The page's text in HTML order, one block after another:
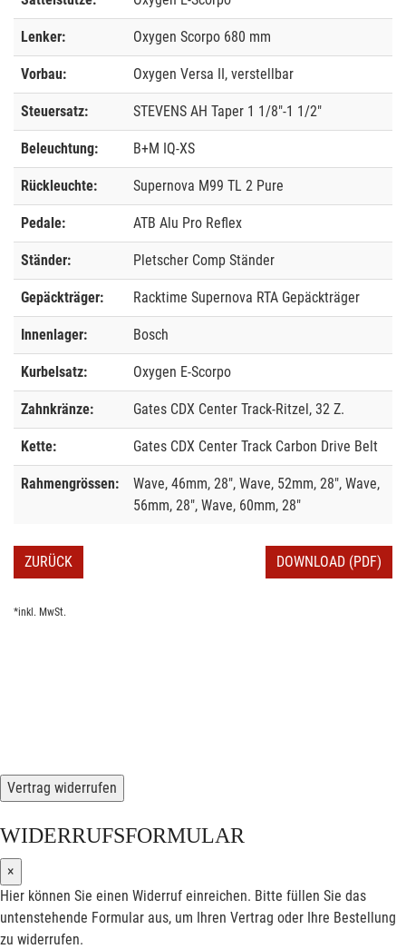
Lenker: Oxygen Scorpo 680 mm
Vorbau: Oxygen Versa II, verstellbar
Steuersatz: STEVENS AH Taper 1 1/8"-1 1/2"
Beleuchtung: B+M IQ-XS
Rückleuchte: Supernova M99 TL 2 Pure
Pedale: ATB Alu Pro Reflex
Ständer: Pletscher Comp Ständer
Gepäckträger: Racktime Supernova RTA Gepäckträger
Innenlager: Bosch
Kurbelsatz: Oxygen E-Scorpo
Zahnkränze: Gates CDX Center Track-Ritzel, 32 Z.
Kette: Gates CDX Center Track Carbon Drive Belt
Rahmengrössen:
Wave, 46mm, 28", Wave, 52mm, 28", Wave,
56mm, 28", Wave, 60mm, 28"
ZURÜCK DOWNLOAD (PDF)
*inkl. MwSt.
Vertrag widerrufen
WIDERRUFSFORMULAR
×
Hier können Sie einen Widerruf einreichen. Bitte füllen Sie das
untenstehende Formular aus, um Ihren Vertrag oder Ihre Bestellung
zu widerrufen.